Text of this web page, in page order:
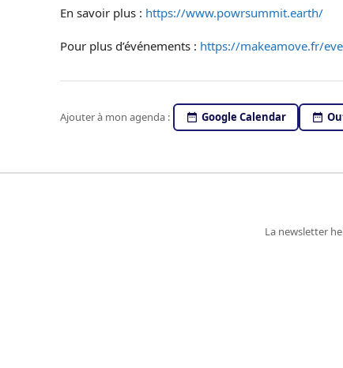
En savoir plus : https://www.powrsummit.earth/
Pour plus d’événements : https://makeamove.fr/
Ajouter à mon agenda : Google Calendar
La newsletter